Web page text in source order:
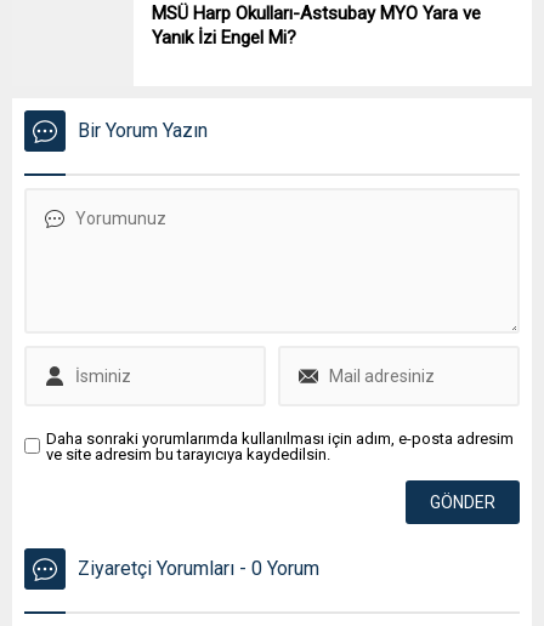
MSÜ Harp Okulları-Astsubay MYO Yara ve
Yanık İzi Engel Mi?
Bir Yorum Yazın
Daha sonraki yorumlarımda kullanılması için adım, e-posta adresim
ve site adresim bu tarayıcıya kaydedilsin.
Ziyaretçi Yorumları - 0 Yorum